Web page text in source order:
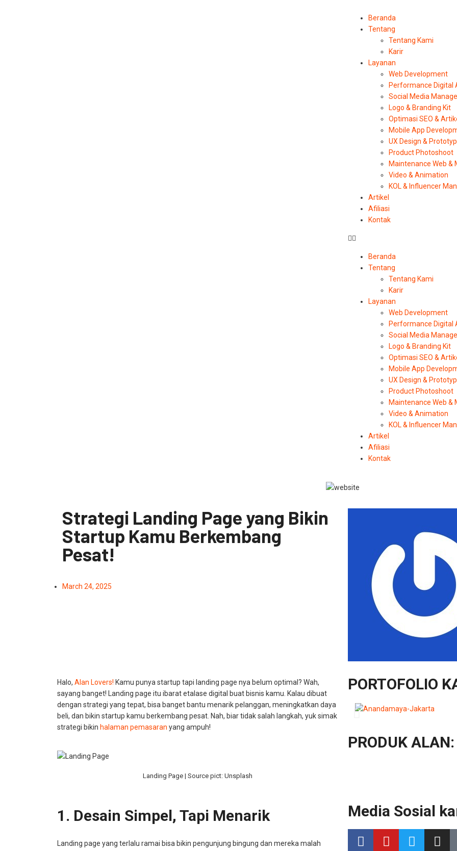
Beranda
Tentang
Tentang Kami
Karir
Layanan
Web Development
Performance Digital
Social Media
Logo & Branding Kit
Optimasi SEO &
Mobile App
UX Design &
Product Photoshoot
Maintenance Web &
Video & Animation
KOL & Influencer
Artikel
Afiliasi
Kontak
Beranda
Tentang
Tentang Kami
Karir
Layanan
Web Development
Performance Digital
Social Media
Logo & Branding Kit
Optimasi SEO &
Mobile App
UX Design &
Product Photoshoot
Maintenance Web &
Video & Animation
KOL & Influencer
Artikel
Afiliasi
Kontak
Strategi Landing Page yang Bikin
Startup Kamu Berkembang
Pesat!
March 24, 2025
Halo, Alan Lovers! Kamu punya startup tapi landing page nya belum optimal? Wah,
sayang banget! Landing page itu ibarat etalase digital buat bisnis kamu. Kalau dibuat
dengan strategi yang tepat, bisa banget bantu menarik pelanggan, meningkatkan daya
beli, dan bikin startup kamu berkembang pesat. Nah, biar tidak salah langkah, yuk simak
strategi bikin halaman pemasaran yang ampuh!
Landing Page | Source pict: Unsplash
1. Desain Simpel, Tapi Menarik
Landing page yang terlalu ramai bisa bikin pengunjung bingung dan mereka malah
PORTOFOLIO
PRODUK ALAN:
Media Sosial